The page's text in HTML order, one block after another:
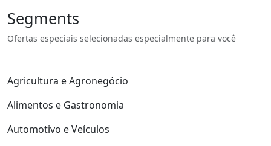
Segments
Ofertas especiais selecionadas especialmente para você
Agricultura e Agronegócio
Alimentos e Gastronomia
Automotivo e Veículos